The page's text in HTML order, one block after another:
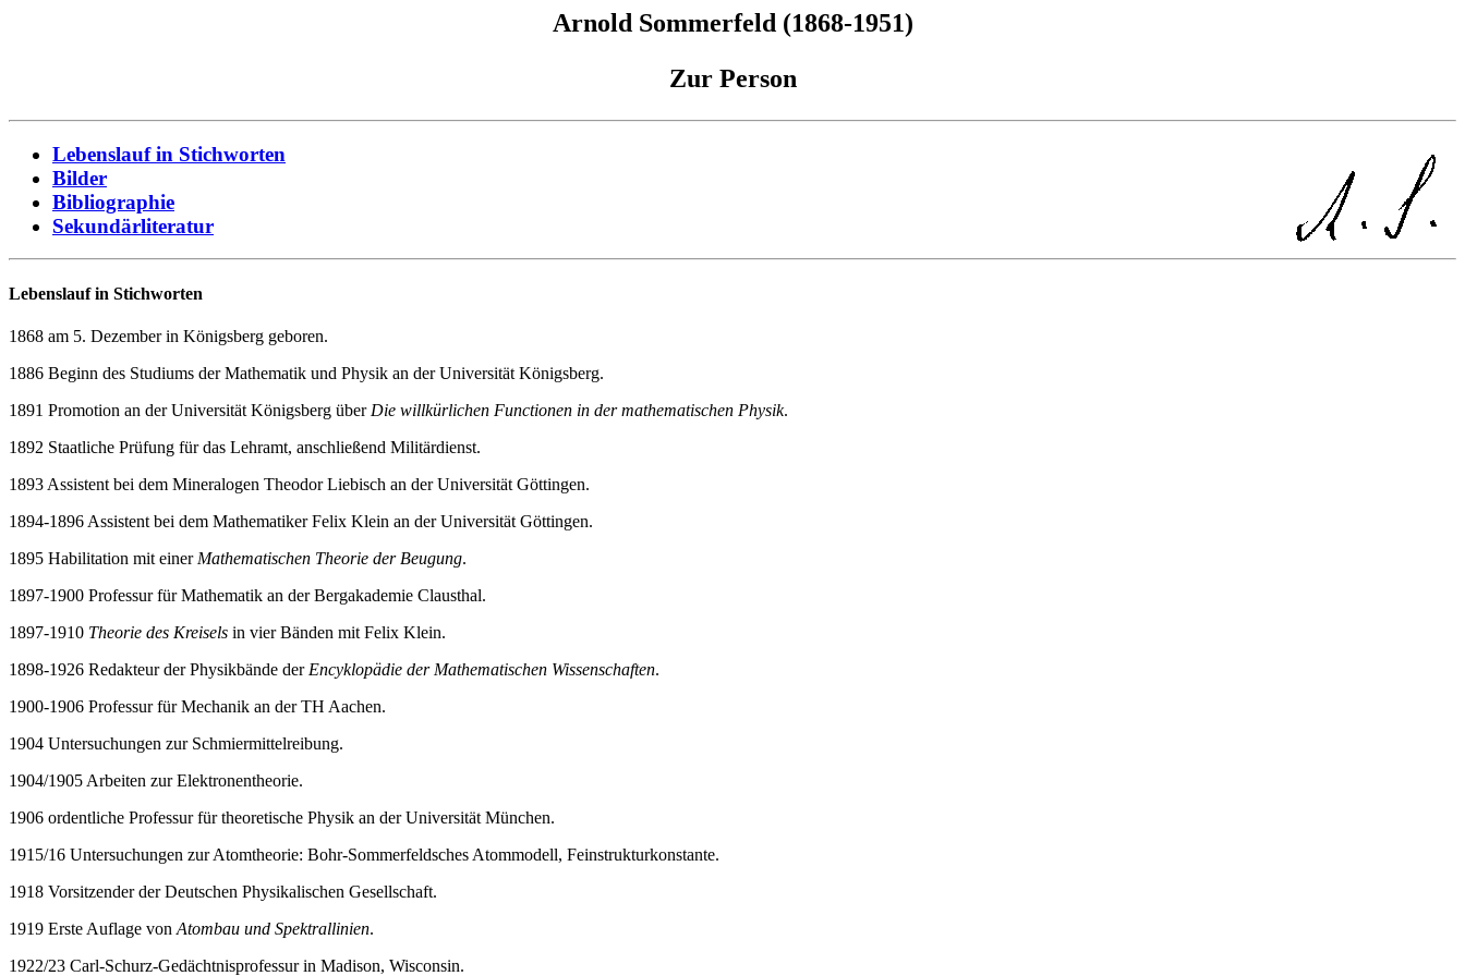
Arnold Sommerfeld (1868-1951)
Zur Person
Lebenslauf in Stichworten
Bilder
Bibliographie
Sekundärliteratur
Lebenslauf in Stichworten
1868 am 5. Dezember in Königsberg geboren.
1886 Beginn des Studiums der Mathematik und Physik an der Universität Königsberg.
1891 Promotion an der Universität Königsberg über Die willkürlichen Functionen in der mathematischen Physik.
1892 Staatliche Prüfung für das Lehramt, anschließend Militärdienst.
1893 Assistent bei dem Mineralogen Theodor Liebisch an der Universität Göttingen.
1894-1896 Assistent bei dem Mathematiker Felix Klein an der Universität Göttingen.
1895 Habilitation mit einer Mathematischen Theorie der Beugung.
1897-1900 Professur für Mathematik an der Bergakademie Clausthal.
1897-1910 Theorie des Kreisels in vier Bänden mit Felix Klein.
1898-1926 Redakteur der Physikbände der Encyklopädie der Mathematischen Wissenschaften.
1900-1906 Professur für Mechanik an der TH Aachen.
1904 Untersuchungen zur Schmiermittelreibung.
1904/1905 Arbeiten zur Elektronentheorie.
1906 ordentliche Professur für theoretische Physik an der Universität München.
1915/16 Untersuchungen zur Atomtheorie: Bohr-Sommerfeldsches Atommodell, Feinstrukturkonstante.
1918 Vorsitzender der Deutschen Physikalischen Gesellschaft.
1919 Erste Auflage von Atombau und Spektrallinien.
1922/23 Carl-Schurz-Gedächtnisprofessur in Madison, Wisconsin.